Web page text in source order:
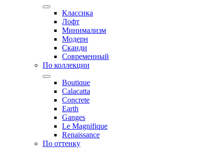
Классика
Лофт
Минимализм
Модерн
Сканди
Современный
По коллекции
Boutique
Calacatta
Concrete
Earth
Ganges
Le Magnifique
Renaissance
По оттенку